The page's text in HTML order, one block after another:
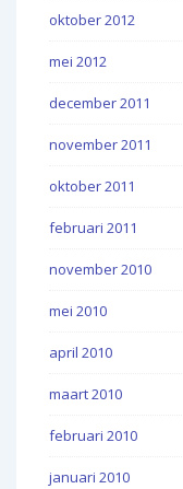
oktober 2012
mei 2012
december 2011
november 2011
oktober 2011
februari 2011
november 2010
mei 2010
april 2010
maart 2010
februari 2010
januari 2010